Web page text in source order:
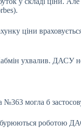
ціни
ухвалив. ДАСУ
могла б